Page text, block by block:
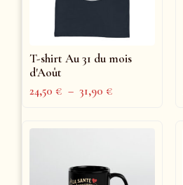
T-shirt Au 31 du mois
d'Août
24,50€ – 31,90€